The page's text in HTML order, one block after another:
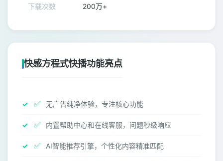
下载次数 200万+
快感方程式快播功能亮点
✅ 无广告纯净体验，专注核心功能
✅ 内置帮助中心和在线客服，问题秒级响应
✅ AI智能推荐引擎，个性化内容精准匹配